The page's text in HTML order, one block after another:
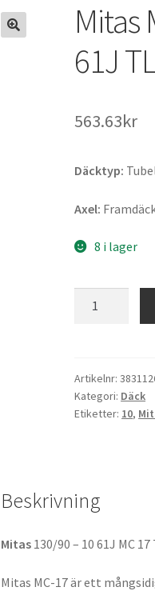
Mitas
61J
563.63kr
Däcktyp:
Axel:
8 i lager
-
10
61J
Artikelnr:
Kategori: Däck
Etiketter: 10,
Beskrivning
Mitas 130/90 – 10 61J MC 17
Mitas MC-17 är ett